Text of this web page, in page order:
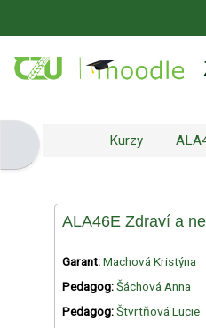
Otevřít panel blokuKurzy
ALA46E Zdraví a
Garant:Machová Kristýna
Pedagog:Šáchová Anna
Pedagog:Štvrtňová Lucie